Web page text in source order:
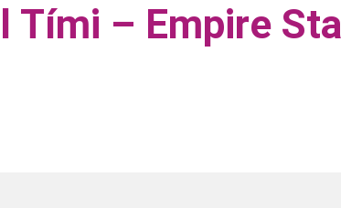
Tími – Empire